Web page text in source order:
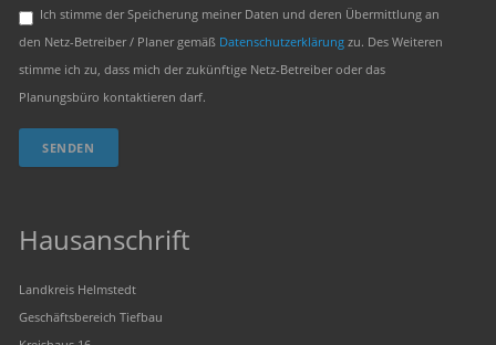
Ich stimme der Speicherung meiner Daten und deren Übermittlung an
den Netz-Betreiber / Planer gemäß Datenschutzerklärungzu. Des Weiteren
stimme ich zu, dass mich der zukünftige Netz-Betreiber oder das
Planungsbüro kontaktieren darf.
Hausanschrift
Landkreis Helmstedt
Geschäftsbereich Tiefbau